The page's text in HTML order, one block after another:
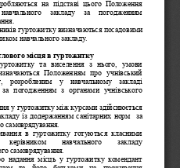
на  підставі  цього  Положення
закладу  за  погодженням
гуртожитку визначаються посадовими
навчального закладу.
місця в гуртожитку
та  виселення  з  нього,  умови
Положенням  про  учнівський
розробленим  у  навчальному
погодженням  з  органами  учнівського
у гуртожитку між курсами здійснюється
ладу із додержанням санітарних норм
за
самоврядування.
в гуртожитку готуються класними
керівником   навчального   закладу
самоврядування.
надання місць у гуртожитку комендант